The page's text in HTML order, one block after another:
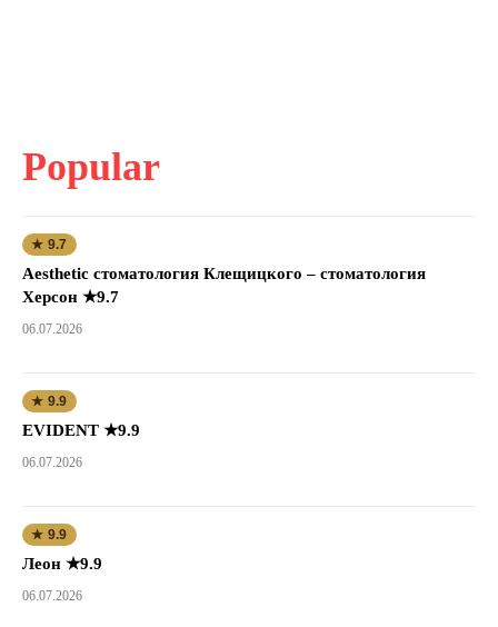
Popular
★ 9.7
Aesthetic стоматология Клещицкого – стоматология
Херсон ★9.7
06.07.2026
★ 9.9
EVIDENT ★9.9
06.07.2026
★ 9.9
Леон ★9.9
06.07.2026